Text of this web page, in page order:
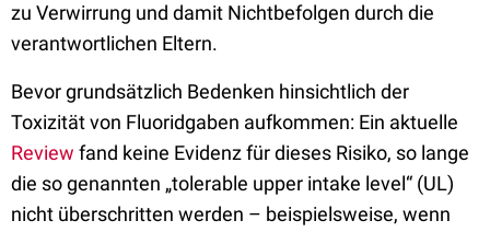
zu Verwirrung und damit Nichtbefolgen durch die
verantwortlichen Eltern.
Bevor grundsätzlich Bedenken hinsichtlich der
Toxizität von Fluoridgaben aufkommen: Ein aktuelle
Review fand keine Evidenz für dieses Risiko, so lange
die so genannten „tolerable upper intake level“ (UL)
nicht überschritten werden – beispielsweise, wenn